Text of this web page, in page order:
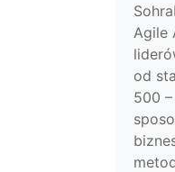
Agile
od
500